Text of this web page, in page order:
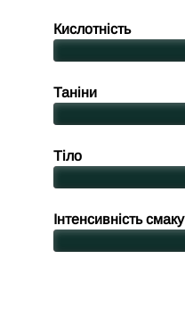
Кислотність
Таніни
Тіло
Інтенсивність смаку